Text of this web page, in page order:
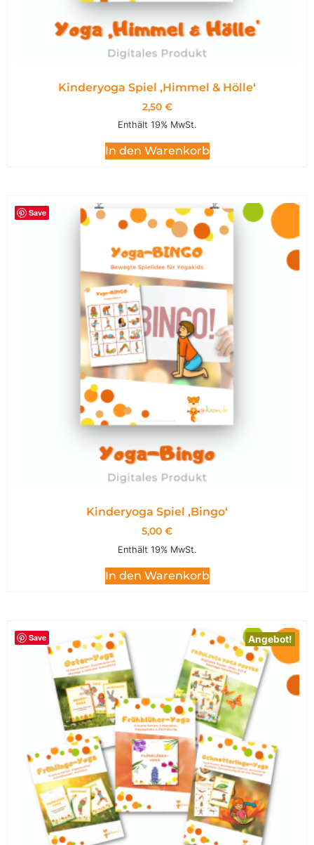
Kinderyoga Spiel ,Himmel & Hölle‘
2,50 €
Enthält 19% MwSt.
In den Warenkorb
Save
Kinderyoga Spiel ,Bingo‘
5,00 €
Enthält 19% MwSt.
In den Warenkorb
Save Angebot!